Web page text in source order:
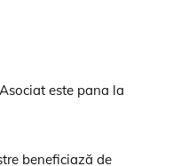
este pana la
beneficiază de